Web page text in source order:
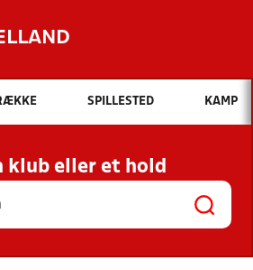
Hvad vil du søge efter?
INDHOLD OG NYHEDER
KLUBBER OG
HOLD
SPILLESTED KAMP
klub eller et hold